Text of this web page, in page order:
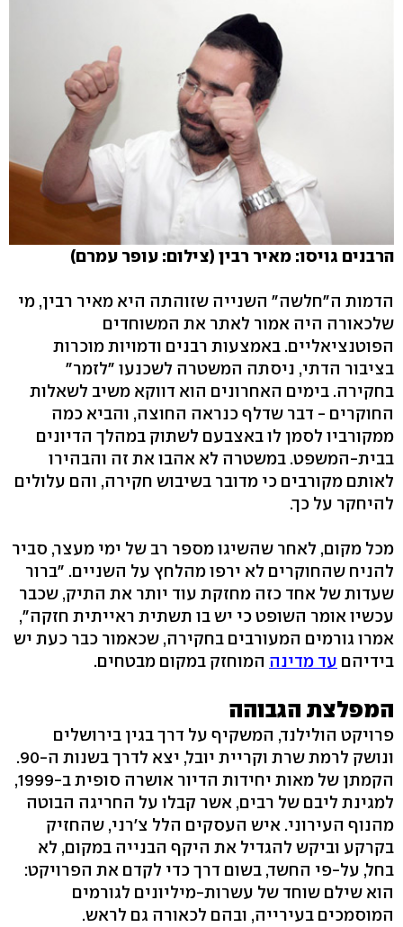
הרבנים גויסו: מאיר רבין (צילום: עופר עמרם)
הדמות ה"חלשה" השנייה שזוהתה היא מאיר רבין, מי
שלכאורה היה אמור לאתר את המשוחדים
הפוטנציאליים. באמצעות רבנים ודמויות מוכרות
בציבור הדתי, ניסתה המשטרה לשכנעו "לזמר"
בחקירה. בימים האחרונים הוא דווקא משיב לשאלות
החוקרים - דבר שדלף כנראה החוצה, והביא כמה
ממקורביו לסמן לו באצבעם לשתוק במהלך הדיונים
בבית-המשפט. במשטרה לא אהבו את זה והבהירו
לאותם מקורבים כי מדובר בשיבוש חקירה, והם עלולים
להיחקר על כך.
מכל מקום, לאחר שהשיגו מספר רב של ימי מעצר, סביר
להניח שהחוקרים לא ירפו מהלחץ על השניים. "ברור
שעדות של אחד כזה מחזקת עוד יותר את התיק, שכבר
עכשיו אומר השופט כי יש בו תשתית ראייתית חזקה",
אמרו גורמים המעורבים בחקירה, שכאמור כבר כעת יש
בידיהם עד מדינה המוחזק במקום מבטחים.
המפלצת הגבוהה
פרויקט הולילנד, המשקיף על דרך בגין בירושלים
ונושק לרמת שרת וקריית יובל, יצא לדרך בשנות ה-90.
הקמתן של מאות יחידות הדיור אושרה סופית ב-1999,
למגינת ליבם של רבים, אשר קבלו על החריגה הבוטה
מהנוף העירוני. איש העסקים הלל צ'רני, שהחזיק
בקרקע וביקש להגדיל את היקף הבנייה במקום, לא
בחל, על-פי החשד, בשום דרך כדי לקדם את הפרויקט:
הוא שילם שוחד של עשרות-מיליונים לגורמים
המוסמכים בעירייה, ובהם לכאורה גם לראש.